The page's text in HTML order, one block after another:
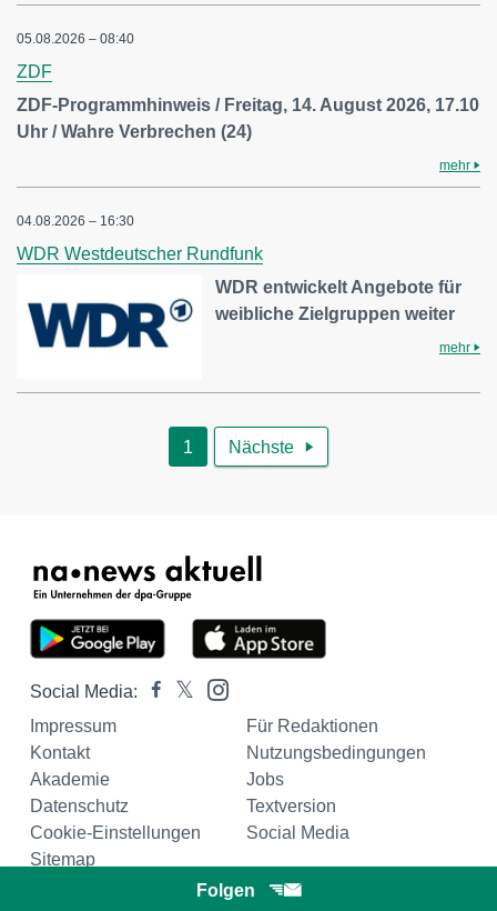
Folgen
05.08.2026 – 08:40
ZDF
ZDF-Programmhinweis / Freitag, 14. August 2026, 17.10
Uhr / Wahre Verbrechen (24)
mehr
04.08.2026 – 16:30
WDR Westdeutscher Rundfunk
WDR entwickelt Angebote für
weibliche Zielgruppen weiter
mehr
1 Nächste 
Social Media:
Impressum
Für Redaktionen
Kontakt
Nutzungsbedingungen
Akademie
Jobs
Datenschutz
Textversion
Cookie-Einstellungen
Social Media
Sitemap